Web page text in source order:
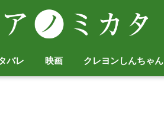
バレ 映画 クレヨンしんちゃん